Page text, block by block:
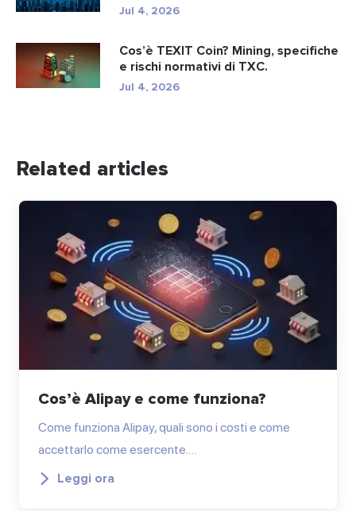
Jul 4, 2026
Cos’è TEXIT Coin? Mining, specifiche
e rischi normativi di TXC.
Jul 4, 2026
Related articles
Cos’è Alipay e come funziona?
Come funziona Alipay, quali sono i costi e come
accettarlo come esercente.…
Leggi ora